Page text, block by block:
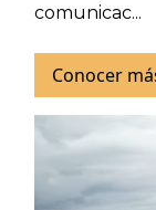
comunicac...
Conocer